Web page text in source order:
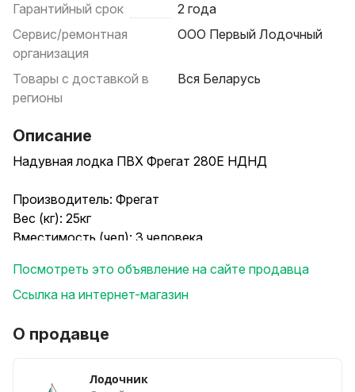
Гарантийный срок
2 года
Сервис/ремонтная
организация
ООО Первый Лодочный
Товары с доставкой в
регионы
Вся Беларусь
Описание
Надувная лодка ПВХ Фрегат 280Е НДНД
Производитель: Фрегат
Вес (кг): 25кг
Вместимость (чел): 3 человека
Диаметр борта (мм): 350мм
Длинна (мм): 2800мм
Максимальная мощность двигателя (л.с): 5 л.с
Посмотреть это объявление на сайте продавца
Ссылка на интернет-магазин
О продавце
Лодочник